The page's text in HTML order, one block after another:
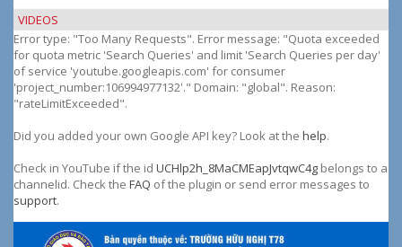
viết
theo
tháng
VIDEOS
Error type: "Too Many Requests". Error message: "Quota exceeded
for quota metric 'Search Queries' and limit 'Search Queries per day'
of service 'youtube.googleapis.com' for consumer
'project_number:106994977132'." Domain: "global". Reason:
"rateLimitExceeded".
Did you added your own Google API key? Look at the help.
Check in YouTube if the id UCHlp2h_8MaCMEapJvtqwC4g belongs to a
channelid. Check the FAQ of the plugin or send error messages to
support.